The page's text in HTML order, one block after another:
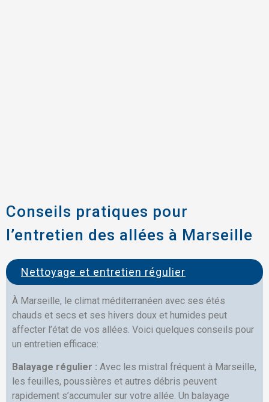
Conseils pratiques pour
l’entretien des allées à Marseille
Nettoyage et entretien régulier
À Marseille, le climat méditerranéen avec ses étés
chauds et secs et ses hivers doux et humides peut
affecter l’état de vos allées. Voici quelques conseils pour
un entretien efficace:
Balayage régulier : Avec les mistral fréquent à Marseille,
les feuilles, poussières et autres débris peuvent
rapidement s’accumuler sur votre allée. Un balayage